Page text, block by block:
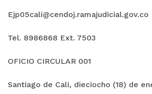
Ejp05cali@cendoj.ramajudicial.gov.co
Tel. 8986868 Ext. 7503
OFICIO CIRCULAR 001
Santiago de Cali, dieciocho (18) de